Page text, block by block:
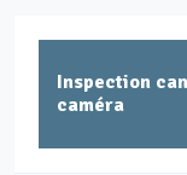
Inspection
caméra